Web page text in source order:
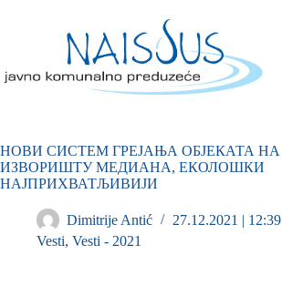
НОВИ СИСТЕМ ГРЕЈАЊА ОБЈЕКАТА НА
ИЗВОРИШТУ МЕДИАНА, ЕКОЛОШКИ
НАЈПРИХВАТЉИВИЈИ
Dimitrije Antić
27.12.2021 | 12:39
Vesti, Vesti - 2021